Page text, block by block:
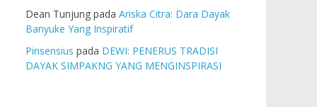
Dean Tunjung pada Ariska Citra: Dara Dayak
Banyuke Yang Inspiratif
Pinsensius pada DEWI: PENERUS TRADISI
DAYAK SIMPAKNG YANG MENGINSPIRASI